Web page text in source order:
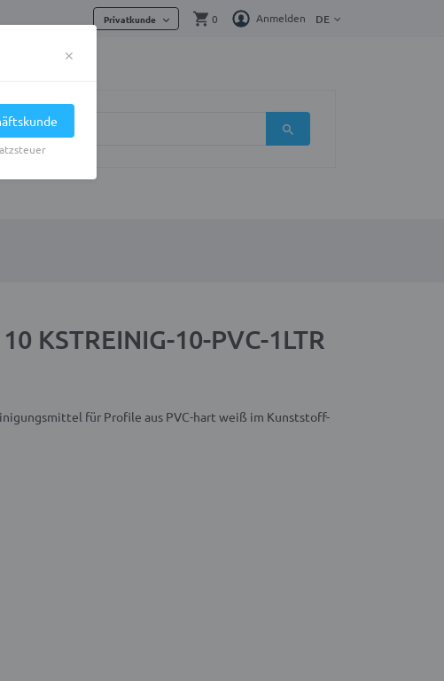
Privatkunde 0 Anmelden DE
KSTREINIG-10-PVC-1LTR
für Profile aus PVC-hart weiß im Kunststoff-
×